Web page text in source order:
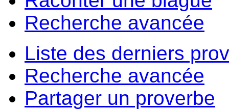
Recherche avancée
Liste des derniers
Recherche avancée
Partager un proverbe